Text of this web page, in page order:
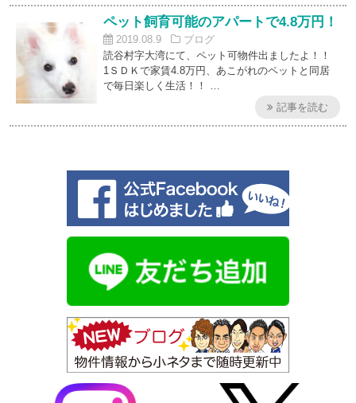
ペット飼育可能のアパートで4.8万円！
2019.08.9
ブログ
読谷村字大湾にて、ペット可物件出ましたよ！！
1ＳＤＫで家賃4.8万円、あこがれのペットと同居
で毎日楽しく生活！！ …
記事を読む